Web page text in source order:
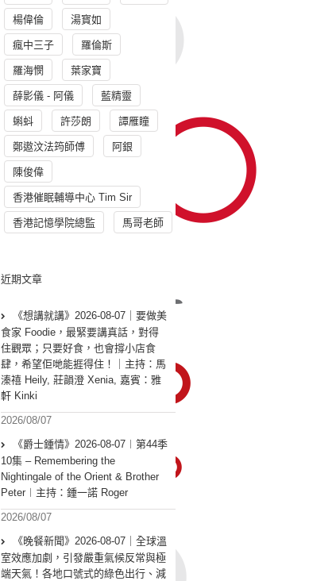
楊偉倫 湯寳如
瘋中三子 羅倫斯
羅海憫 葉家寶
薛影儀 - 阿儀 藍精靈
蝌蚪 許莎朗 譚雁瞳
鄭遨汶法筠師傅 阿銀
陳俊偉
香港催眠輔導中心 Tim Sir
香港記憶學院總監 馬哥老師
近期文章
《想講就講》2026-08-07｜要做美
食家 Foodie，最緊要講真話，對得
住觀眾；只要好食，也會撐小店食
肆，希望佢哋能捱得住！｜主持：馬
溱禧 Heily, 莊韻澄 Xenia, 嘉賓：雅
軒 Kinki
2026/08/07
《爵士鍾情》2026-08-07︱第44季
10集 – Remembering the
Nightingale of the Orient & Brother
Peter︱主持：鍾一諾 Roger
2026/08/07
《晚餐新聞》2026-08-07｜全球溫
室效應加劇，引發嚴重氣候反常與極
端天氣！各地口號式的綠色出行、減